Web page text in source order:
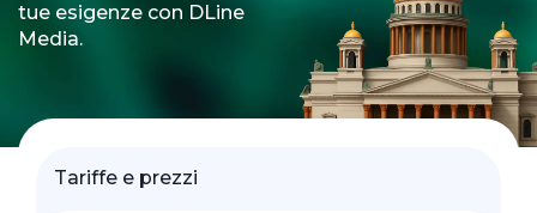
tue esigenze con DLine
Media.
Tariffe e prezzi